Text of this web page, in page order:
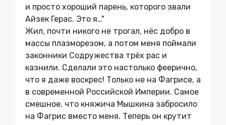
и просто хороший парень, которого звали
Айзек Герас. Это я…"
Жил, почти никого не трогал, нёс добро в
массы плазморезом, а потом меня поймали
законники Содружества трёх рас и
казнили. Сделали это настолько феерично,
что я даже воскрес! Только не на Фагрисе, а
в современной Российской Империи. Самое
смешное, что княжича Мышкина забросило
на Фагрис вместо меня. Теперь он крутит